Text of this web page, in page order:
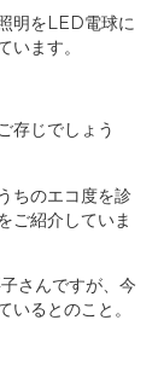
明をLED電球に
ます。
存じでしょう
ちのエコ度を診
ご紹介していま
さんですが、今
るとのこと。